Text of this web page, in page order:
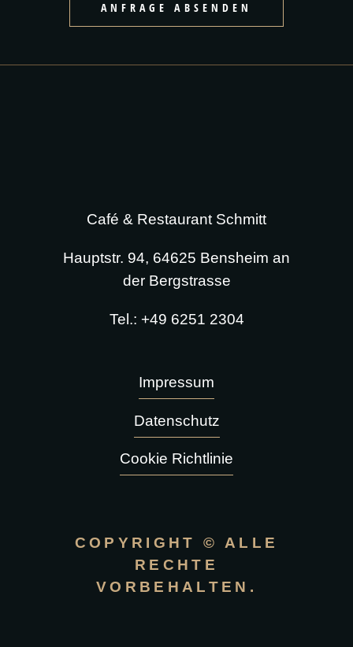
ANFRAGE ABSENDEN
Café & Restaurant Schmitt
Hauptstr. 94, 64625 Bensheim an
der Bergstrasse
Tel.: +49 6251 2304
Impressum
Datenschutz
Cookie Richtlinie
COPYRIGHT © ALLE
RECHTE
VORBEHALTEN.